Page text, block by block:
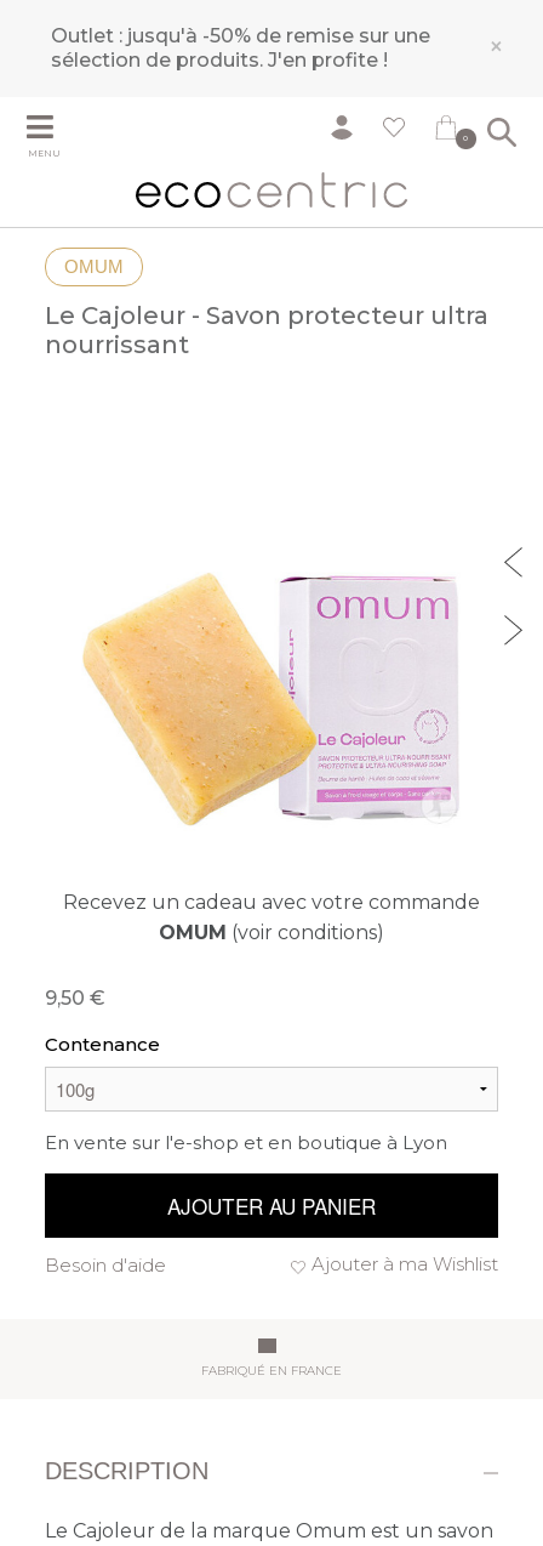
Outlet : jusqu'à -50% de remise sur une
sélection de produits.J'en profite ! ×
MENU
0
OMUM
Le Cajoleur - Savon protecteur ultra
nourrissant
Recevez un cadeau avec votre commande
OMUM (voir conditions)
9,50
Contenance
En vente sur l'e-shop et en boutique à Lyon
AJOUTER AU PANIER
Ajouter à ma Wishlist
Besoin d'aide
FABRIQUÉ EN FRANCE
DESCRIPTION
Le Cajoleur de la marque Omum est un savon